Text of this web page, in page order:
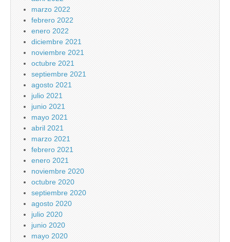
marzo 2022
febrero 2022
enero 2022
diciembre 2021
noviembre 2021
octubre 2021
septiembre 2021
agosto 2021
julio 2021
junio 2021
mayo 2021
abril 2021
marzo 2021
febrero 2021
enero 2021
noviembre 2020
octubre 2020
septiembre 2020
agosto 2020
julio 2020
junio 2020
mayo 2020